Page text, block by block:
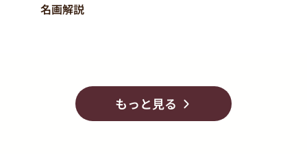
名画解説
もっと見る